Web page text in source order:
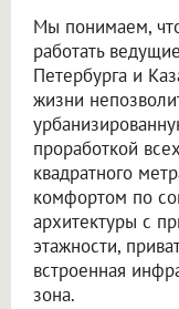
Мы понимаем,
работать
Петербурга и
жизни
проработкой
квадратного
комфортом по
архитектуры с
этажности,
встроенная
зона.